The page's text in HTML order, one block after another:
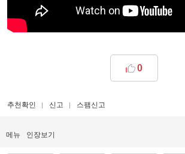
0
추천확인 신고 스팸신고
메뉴 인장보기